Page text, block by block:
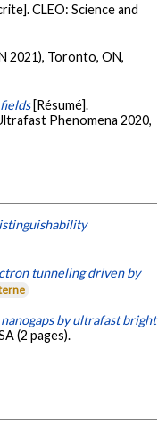
CLEO: Science and
2021), Toronto, ON,
[Résumé].
Phenomena 2020,
tunneling driven by
by ultrafast bright
(2 pages).